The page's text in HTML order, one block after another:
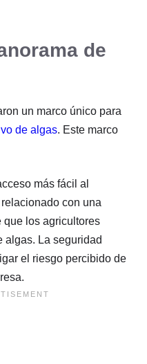
de
un marco único para
de algas. Este marco
más fácil al
con una
que los agricultores
algas. La seguridad
el riesgo percibido de